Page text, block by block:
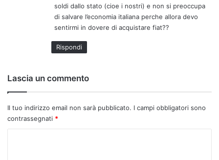
soldi dallo stato (cioe i nostri) e non si preoccupa
di salvare l’economia italiana perche allora devo
sentirmi in dovere di acquistare fiat??
Rispondi
Lascia un commento
Il tuo indirizzo email non sarà pubblicato. I campi obbligatori sono
contrassegnati *